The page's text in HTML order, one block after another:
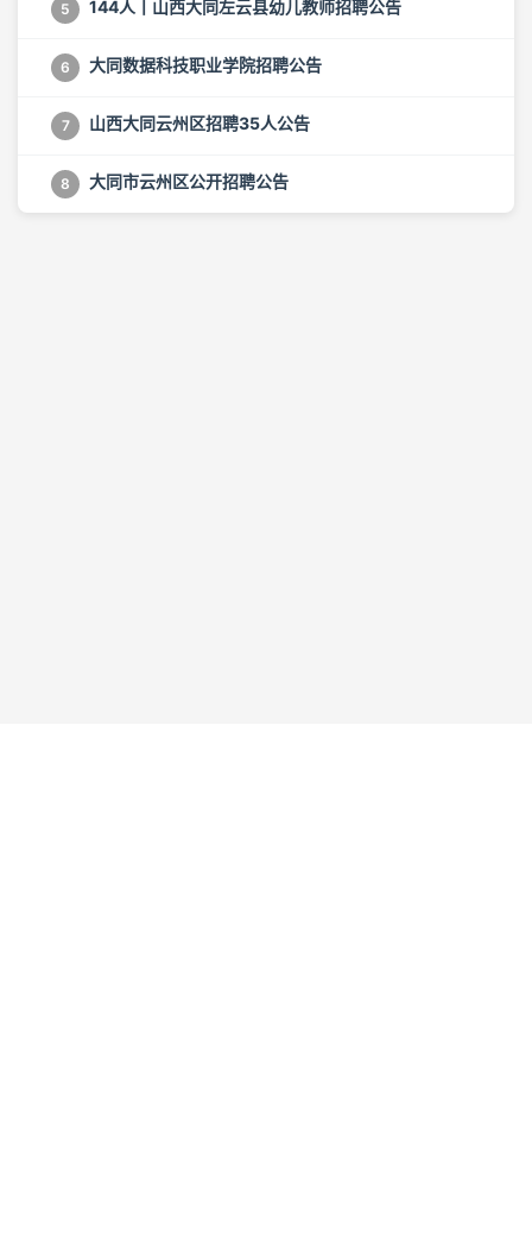
5 144人丨山西大同左云县幼儿教师招聘公告
6 大同数据科技职业学院招聘公告
7 山西大同云州区招聘35人公告
8 大同市云州区公开招聘公告